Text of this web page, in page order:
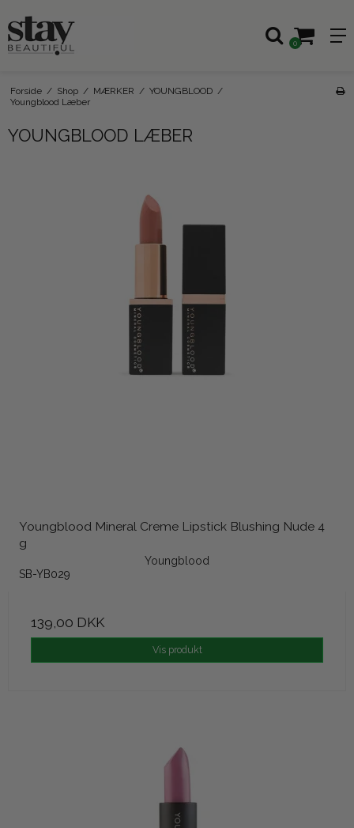
0
Forside / Shop / MÆRKER / YOUNGBLOOD /
Youngblood Læber
YOUNGBLOOD LÆBER
Youngblood Mineral Creme Lipstick Blushing Nude 4
g
Youngblood
SB-YB029
139,00 DKK
Vis produkt